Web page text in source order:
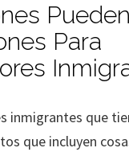
Para
inmigrantes que
que incluyen